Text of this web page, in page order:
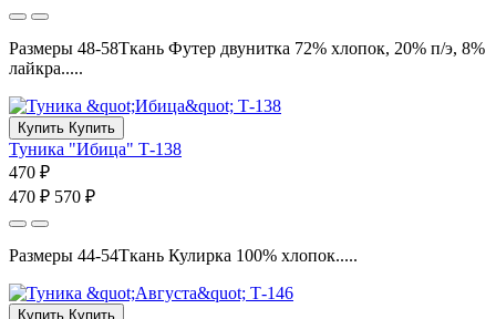
Размеры 48-58Ткань Футер двунитка 72% хлопок, 20% п/э, 8%
лайкра.....
Купить Купить
Туника "Ибица" Т-138
470 ₽
470 ₽ 570 ₽
Размеры 44-54Ткань Кулирка 100% хлопок.....
Купить Купить